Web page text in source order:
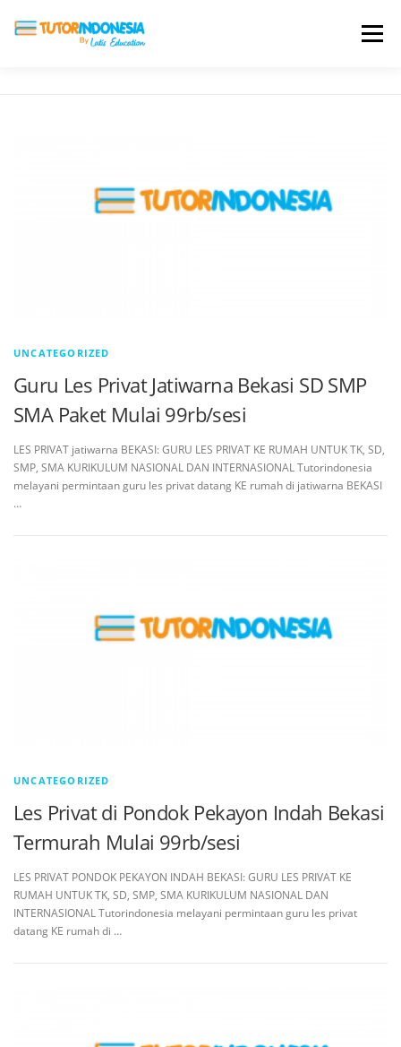
Menu
UNCATEGORIZED
Guru Les Privat Jatiwarna Bekasi SD SMP
SMA Paket Mulai 99rb/sesi
LES PRIVAT jatiwarna BEKASI: GURU LES PRIVAT KE RUMAH UNTUK TK, SD,
SMP, SMA KURIKULUM NASIONAL DAN INTERNASIONAL Tutorindonesia
melayani permintaan guru les privat datang KE rumah di jatiwarna BEKASI
…
UNCATEGORIZED
Les Privat di Pondok Pekayon Indah Bekasi
Termurah Mulai 99rb/sesi
LES PRIVAT PONDOK PEKAYON INDAH BEKASI: GURU LES PRIVAT KE
RUMAH UNTUK TK, SD, SMP, SMA KURIKULUM NASIONAL DAN
INTERNASIONAL Tutorindonesia melayani permintaan guru les privat
datang KE rumah di …